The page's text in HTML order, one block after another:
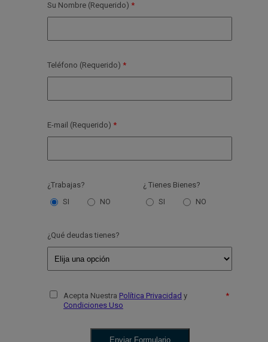
Su Nombre (Requerido)
Teléfono (Requerido)
E-mail (Requerido)
¿Trabajas?
SI
NO
¿ Tienes Bienes?
SI
NO
¿Qué deudas tienes?
Acepta Nuestra Política Privacidad y
Condiciones Uso